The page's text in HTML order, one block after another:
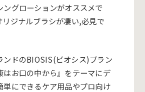
ングローションがオススメで
リジナルブラシが凄い,必見で
ンドのBIOSIS(ビオシス)ブラン
はお口の中から』をテーマにデ
単にできるケア用品やプロ向け